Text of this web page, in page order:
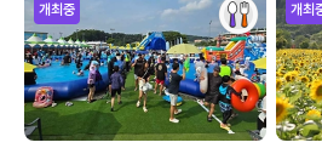
개최중 개최